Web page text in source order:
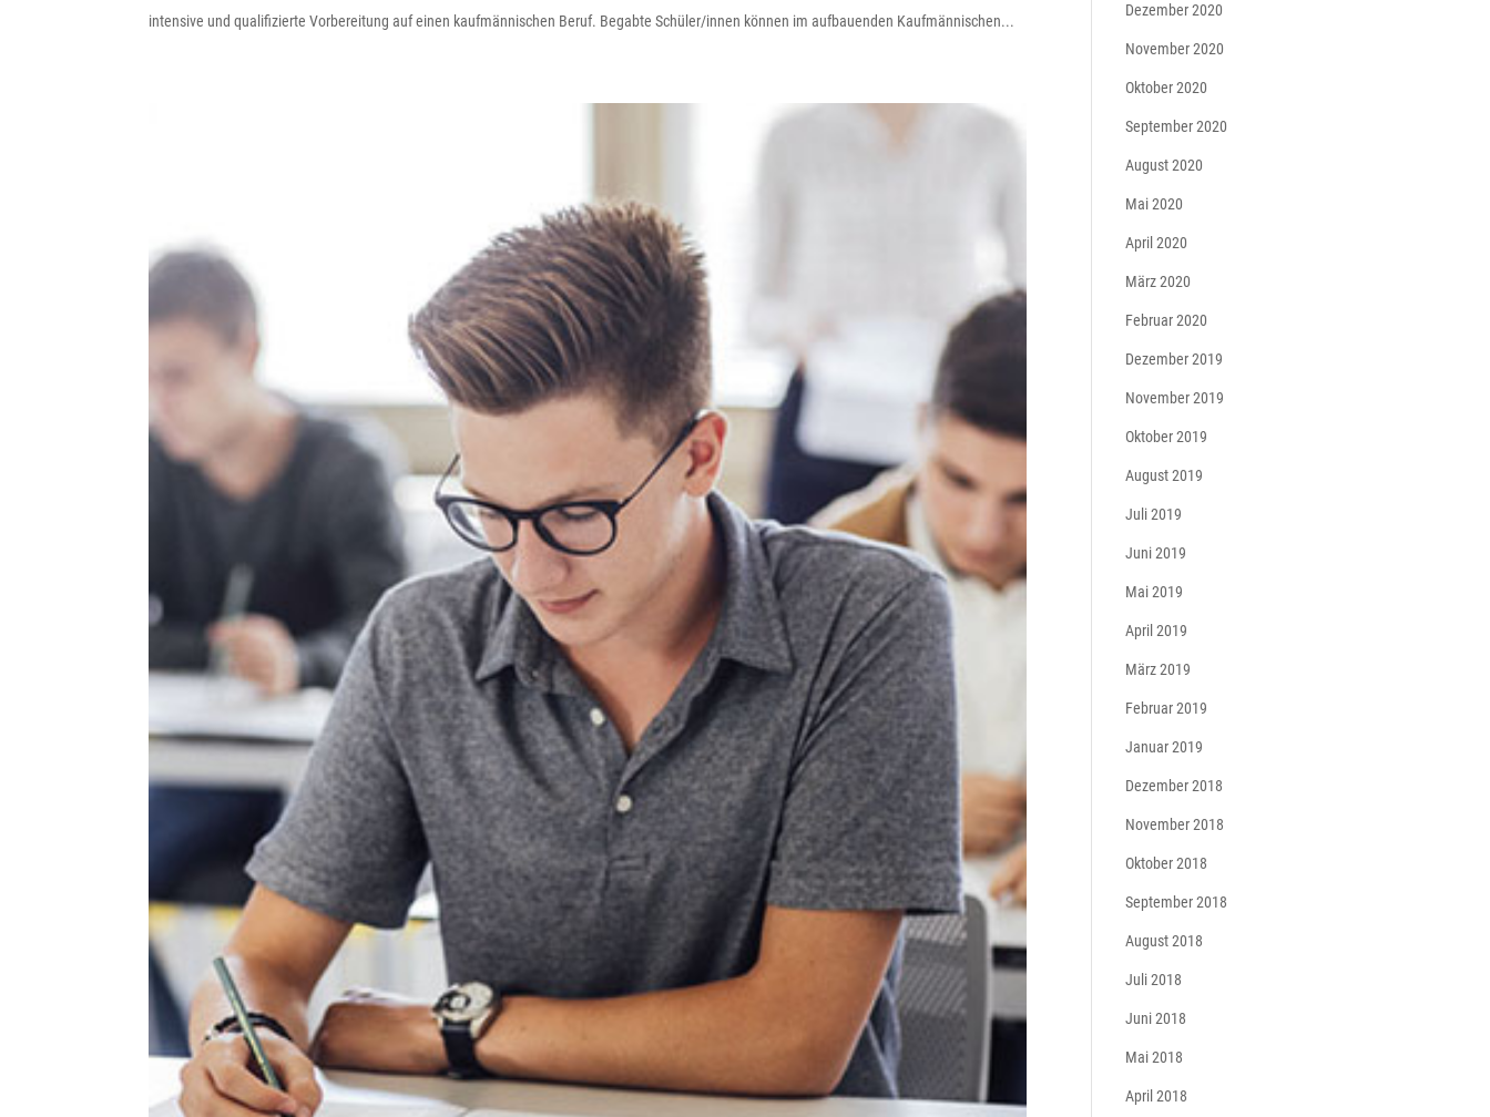
intensive und qualifizierte Vorbereitung auf einen kaufmännischen Beruf. Begabte Schüler/innen können im aufbauenden Kaufmännischen...
Dezember 2020
November 2020
Oktober 2020
September 2020
August 2020
Mai 2020
April 2020
März 2020
Februar 2020
Dezember 2019
November 2019
Oktober 2019
August 2019
Juli 2019
Juni 2019
Mai 2019
April 2019
März 2019
Februar 2019
Januar 2019
Dezember 2018
November 2018
Oktober 2018
September 2018
August 2018
Juli 2018
Juni 2018
Mai 2018
April 2018